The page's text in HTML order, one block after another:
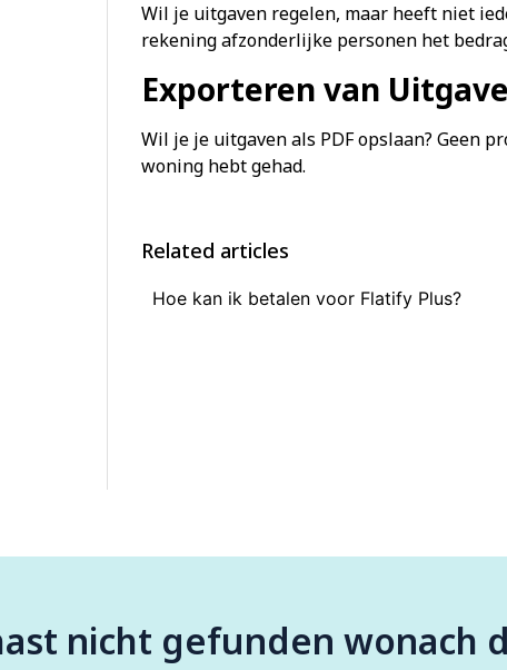
Wil je uitgaven regelen, maar heeft niet
rekening afzonderlijke personen het
Exporteren van
Wil je je uitgaven als PDF opslaan? Geen
woning hebt gehad.
Related articles
Hoe kan ik betalen voor Flatify Plus?
nicht gefunden wonach